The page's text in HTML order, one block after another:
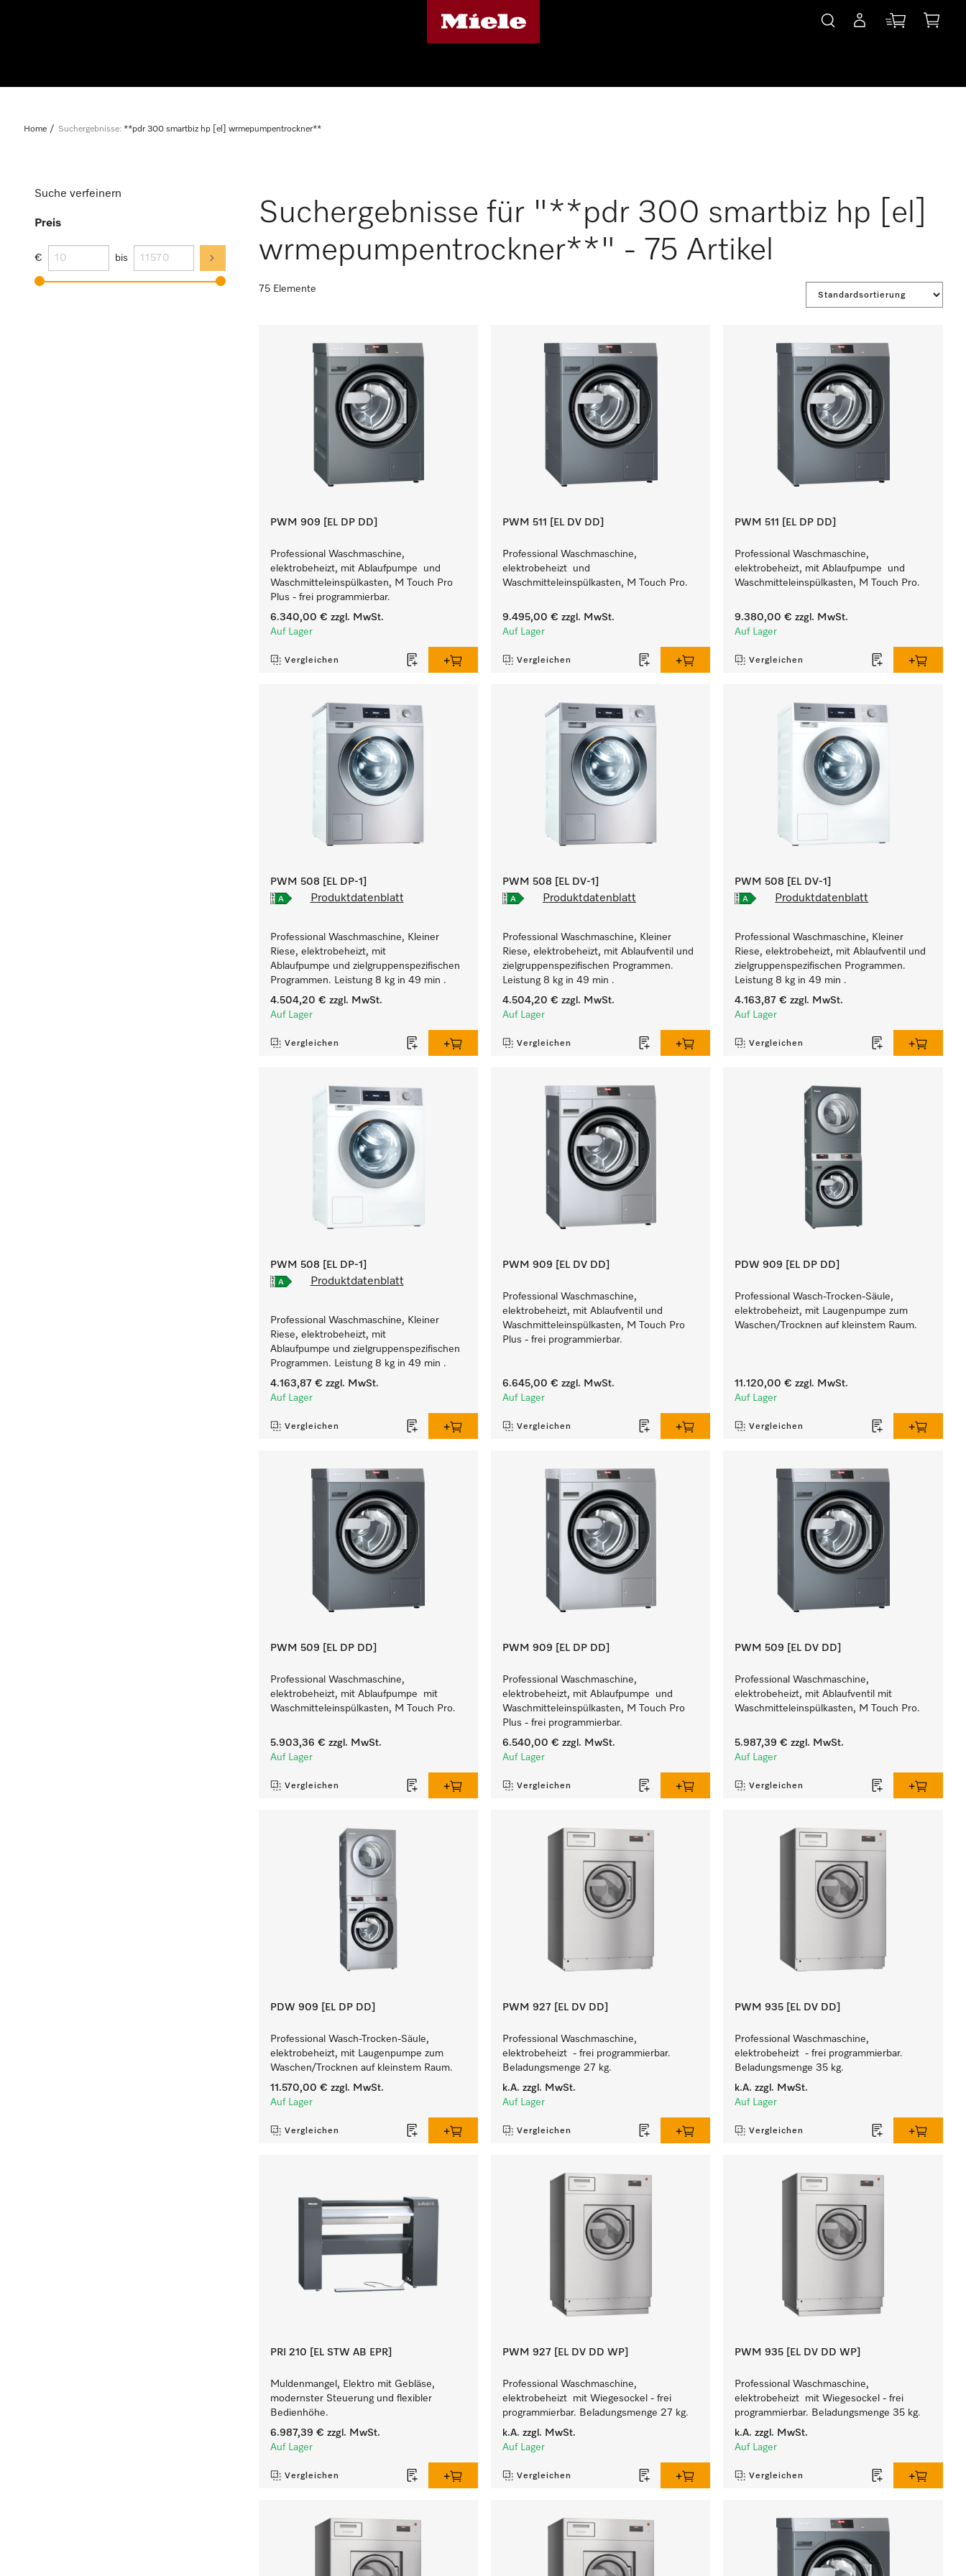
Home Suchergebnisse: **pdr 300 smartbiz hp [el] wrmepumpentrockner**
Suche verfeinern
Preis
€ bis
Suchergebnisse für "**pdr 300 smartbiz hp [el]
wrmepumpentrockner**" - 75 Artikel
75 Elemente
PWM 909 [EL DP DD]
Professional Waschmaschine,
elektrobeheizt, mit Ablaufpumpe und
Waschmitteleinspülkasten, M Touch Pro
Plus - frei programmierbar.
6.340,00 € zzgl. MwSt.
Auf Lager
Vergleichen
PWM 511 [EL DV DD]
Professional Waschmaschine,
elektrobeheizt und
Waschmitteleinspülkasten, M Touch Pro.
9.495,00 € zzgl. MwSt.
Auf Lager
Vergleichen
PWM 511 [EL DP DD]
Professional Waschmaschine,
elektrobeheizt, mit Ablaufpumpe und
Waschmitteleinspülkasten, M Touch Pro.
9.380,00 € zzgl. MwSt.
Auf Lager
Vergleichen
PWM 508 [EL DP-1]
Produktdatenblatt
Professional Waschmaschine, Kleiner
Riese, elektrobeheizt, mit
Ablaufpumpe und zielgruppenspezifischen
Programmen. Leistung 8 kg in 49 min .
4.504,20 € zzgl. MwSt.
Auf Lager
Vergleichen
PWM 508 [EL DV-1]
Produktdatenblatt
Professional Waschmaschine, Kleiner
Riese, elektrobeheizt, mit Ablaufventil und
zielgruppenspezifischen Programmen.
Leistung 8 kg in 49 min .
4.504,20 € zzgl. MwSt.
Auf Lager
Vergleichen
PWM 508 [EL DV-1]
Produktdatenblatt
Professional Waschmaschine, Kleiner
Riese, elektrobeheizt, mit Ablaufventil und
zielgruppenspezifischen Programmen.
Leistung 8 kg in 49 min .
4.163,87 € zzgl. MwSt.
Auf Lager
Vergleichen
PWM 508 [EL DP-1]
Produktdatenblatt
Professional Waschmaschine, Kleiner
Riese, elektrobeheizt, mit
Ablaufpumpe und zielgruppenspezifischen
Programmen. Leistung 8 kg in 49 min .
4.163,87 € zzgl. MwSt.
Auf Lager
Vergleichen
PWM 909 [EL DV DD]
Professional Waschmaschine,
elektrobeheizt, mit Ablaufventil und
Waschmitteleinspülkasten, M Touch Pro
Plus - frei programmierbar.
6.645,00 € zzgl. MwSt.
Auf Lager
Vergleichen
PDW 909 [EL DP DD]
Professional Wasch-Trocken-Säule,
elektrobeheizt, mit Laugenpumpe zum
Waschen/Trocknen auf kleinstem Raum.
11.120,00 € zzgl. MwSt.
Auf Lager
Vergleichen
PWM 509 [EL DP DD]
Professional Waschmaschine,
elektrobeheizt, mit Ablaufpumpe mit
Waschmitteleinspülkasten, M Touch Pro.
5.903,36 € zzgl. MwSt.
Auf Lager
Vergleichen
PWM 909 [EL DP DD]
Professional Waschmaschine,
elektrobeheizt, mit Ablaufpumpe und
Waschmitteleinspülkasten, M Touch Pro
Plus - frei programmierbar.
6.540,00 € zzgl. MwSt.
Auf Lager
Vergleichen
PWM 509 [EL DV DD]
Professional Waschmaschine,
elektrobeheizt, mit Ablaufventil mit
Waschmitteleinspülkasten, M Touch Pro.
5.987,39 € zzgl. MwSt.
Auf Lager
Vergleichen
PDW 909 [EL DP DD]
Professional Wasch-Trocken-Säule,
elektrobeheizt, mit Laugenpumpe zum
Waschen/Trocknen auf kleinstem Raum.
11.570,00 € zzgl. MwSt.
Auf Lager
Vergleichen
PWM 927 [EL DV DD]
Professional Waschmaschine,
elektrobeheizt - frei programmierbar.
Beladungsmenge 27 kg.
k.A. zzgl. MwSt.
Auf Lager
Vergleichen
PWM 935 [EL DV DD]
Professional Waschmaschine,
elektrobeheizt - frei programmierbar.
Beladungsmenge 35 kg.
k.A. zzgl. MwSt.
Auf Lager
Vergleichen
PRI 210 [EL STW AB EPR]
Muldenmangel, Elektro mit Gebläse,
modernster Steuerung und flexibler
Bedienhöhe.
6.987,39 € zzgl. MwSt.
Auf Lager
Vergleichen
PWM 927 [EL DV DD WP]
Professional Waschmaschine,
elektrobeheizt mit Wiegesockel - frei
programmierbar. Beladungsmenge 27 kg.
k.A. zzgl. MwSt.
Auf Lager
Vergleichen
PWM 935 [EL DV DD WP]
Professional Waschmaschine,
elektrobeheizt mit Wiegesockel - frei
programmierbar. Beladungsmenge 35 kg.
k.A. zzgl. MwSt.
Auf Lager
Vergleichen